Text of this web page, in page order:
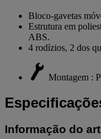
Bloco-gavetas
Estrutura em
ABS.
4 rodízios, 2 dos
Montagem :
Informação do